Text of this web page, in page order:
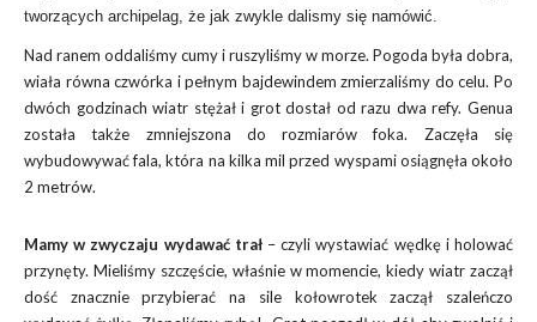
tworzących archipelag, że jak zwykle dalismy się namówić.
Nad ranem oddaliśmy cumy i ruszyliśmy w morze. Pogoda była dobra,
wiała równa czwórka i pełnym bajdewindem zmierzaliśmy do celu. Po
dwóch godzinach wiatr stężał i grot dostał od razu dwa refy. Genua
została także zmniejszona do rozmiarów foka. Zaczęła się
wybudowywać fala, która na kilka mil przed wyspami osiągnęła około
2 metrów.
Mamy w zwyczaju wydawać trał– czyli wystawiać wędkę i holować
przynęty. Mieliśmy szczęście, właśnie w momencie, kiedy wiatr zaczął
dość znacznie przybierać na sile kołowrotek zaczął szaleńczo